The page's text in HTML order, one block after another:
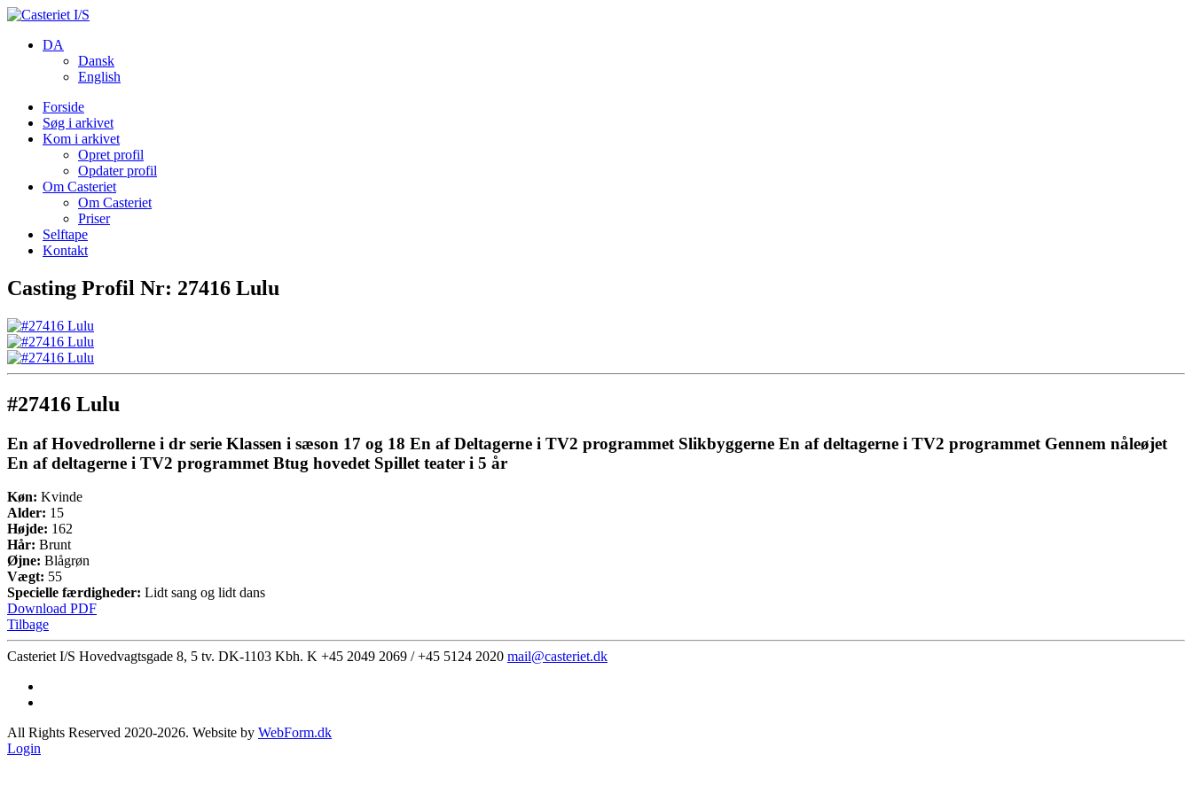
DA
Dansk
English
Forside
Søg i arkivet
Kom i arkivet
Opret profil
Opdater profil
Om Casteriet
Om Casteriet
Priser
Selftape
Kontakt
Casting Profil Nr: 27416 Lulu
#27416 Lulu
En af Hovedrollerne i dr serie Klassen i sæson 17 og 18 En af Deltagerne i TV2 programmet Slikbyggerne En af deltagerne i TV2 programmet Gennem nåleøjet
En af deltagerne i TV2 programmet Btug hovedet Spillet teater i 5 år
Køn: Kvinde
Alder: 15
Højde: 162
Hår: Brunt
Øjne: Blågrøn
Vægt: 55
Specielle færdigheder: Lidt sang og lidt dans
Download PDF
Tilbage
Casteriet I/S Hovedvagtsgade 8, 5 tv. DK-1103 Kbh. K +45 2049 2069 / +45 5124 2020 mail@casteriet.dk
All Rights Reserved 2020-2026. Website by WebForm.dk
Login